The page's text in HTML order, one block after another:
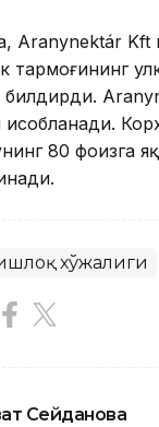
Aranynektár
тармоғининг
билдирди.
ҳисобланади.
80 фоизга
хўжалиги
Сейданова